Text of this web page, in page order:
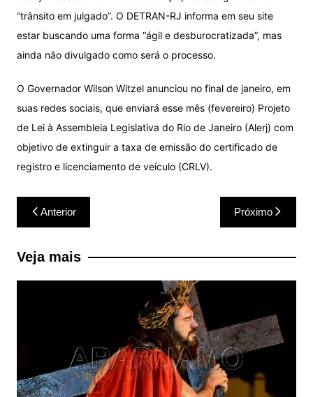
“trânsito em julgado”. O DETRAN-RJ informa em seu site
estar buscando uma forma “ágil e desburocratizada”, mas
ainda não divulgado como será o processo.
O Governador Wilson Witzel anunciou no final de janeiro, em
suas redes sociais, que enviará esse mês (fevereiro) Projeto
de Lei à Assembleia Legislativa do Rio de Janeiro (Alerj) com
objetivo de extinguir a taxa de emissão do certificado de
registro e licenciamento de veículo (CRLV).
Navegação
de
Post
Anterior Próximo
Veja mais